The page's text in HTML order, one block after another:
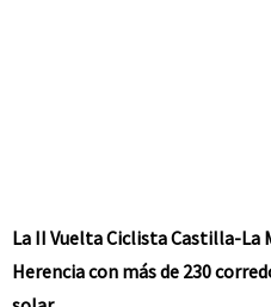
La II Vuelta Ciclista Castilla-La
Herencia con más de 230